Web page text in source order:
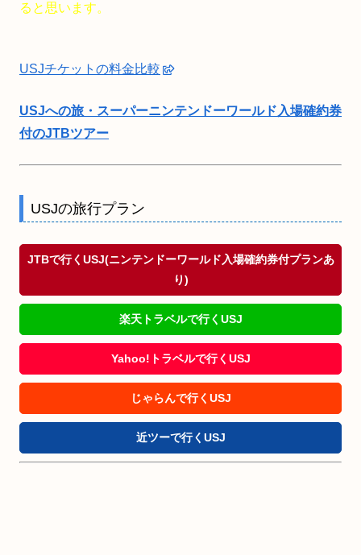
ると思います。
USJチケットの料金比較
USJへの旅・スーパーニンテンドーワールド入場確約券
付のJTBツアー
USJの旅行プラン
JTBで行くUSJ(ニンテンドーワールド入場確約券付プランあ
り)
楽天トラベルで行くUSJ
Yahoo!トラベルで行くUSJ
じゃらんで行くUSJ
近ツーで行くUSJ